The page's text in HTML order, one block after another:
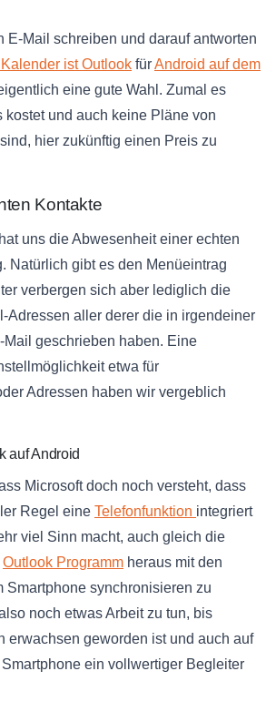
E-Mail schreiben und darauf antworten
ist Outlook fürAndroid auf dem
eine gute Wahl. Zumal es
kostet und auch keine Pläne von
hier zukünftig einen Preis zu
Kontakte
uns die Abwesenheit einer echten
Natürlich gibt es den Menüeintrag
verbergen sich aber lediglich die
Adressen aller derer die in irgendeiner
Mail geschrieben haben. Eine
etwa für
Adressen haben wir vergeblich
auf Android
Microsoft doch noch versteht, dass
Regel eine Telefonfunktion integriert
viel Sinn macht, auch gleich die
Outlook Programm heraus mit den
Smartphone synchronisieren zu
noch etwas Arbeit zu tun, bis
erwachsen geworden ist und auch auf
ein vollwertiger Begleiter